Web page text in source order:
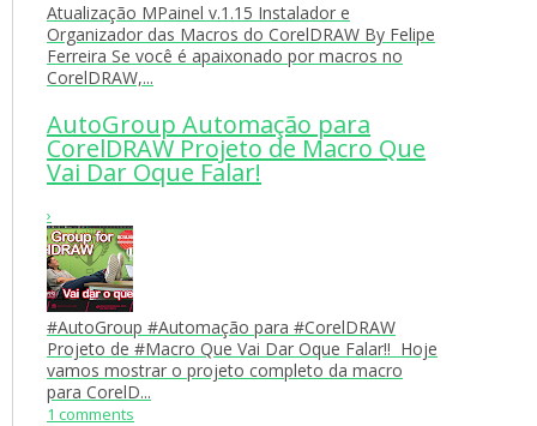
Atualização MPainel v.1.15 Instalador e
Organizador das Macros do CorelDRAW By Felipe
Ferreira Se você é apaixonado por macros no
CorelDRAW,...
AutoGroup Automação para
CorelDRAW Projeto de Macro Que
Vai Dar Oque Falar!
›
#AutoGroup #Automação para #CorelDRAW
Projeto de #Macro Que Vai Dar Oque Falar!! Hoje
vamos mostrar o projeto completo da macro
para CorelD...
1 comments